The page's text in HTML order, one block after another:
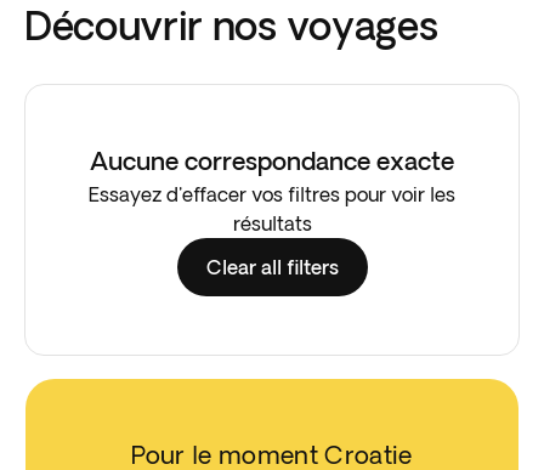
Découvrir nos voyages
Aucune correspondance exacte
Essayez d'effacer vos filtres pour voir les
résultats
Clear all filters
Pour le moment Croatie